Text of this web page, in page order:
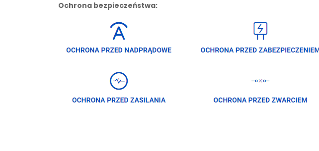
Ochrona bezpieczeństwa: